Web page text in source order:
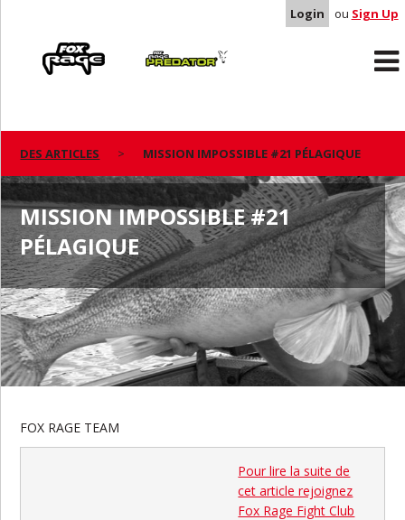
Login ou Sign Up
Predator
DES ARTICLES MISSION IMPOSSIBLE #21 PÉLAGIQUE
MISSION IMPOSSIBLE #21
PÉLAGIQUE
FOX RAGE TEAM
Pour lire la suite de
cet article rejoignez
Fox Rage Fight Club